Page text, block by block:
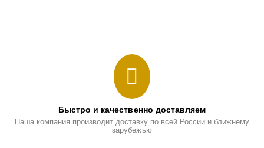
Быстро и качественно доставляем
Наша компания производит доставку по всей России и ближнему
зарубежью